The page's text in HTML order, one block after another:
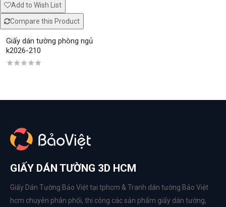
Add to Wish List
Compare this Product
Giấy dán tường phòng ngủ
k2026-210
GIẤY DÁN TƯỜNG 3D HCM
Giấy Dán Tường Bảo Việt tại tphcm & Tranh dán tường Bảo Việt
hcm chuyên phân phối, thi công các sản phẩm giấy dán tường,